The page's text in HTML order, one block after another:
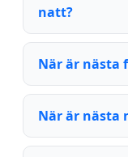
natt?
När är nästa
När är nästa